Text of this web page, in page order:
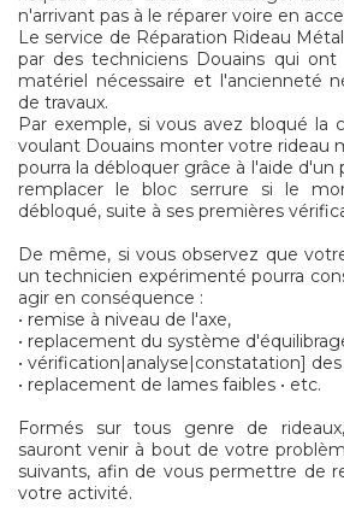
n'arrivant pas à le réparer voire en
Le service de Réparation Rideau
par des techniciens Douains qui
matériel nécessaire et l'ancienneté
de travaux.
Par exemple, si vous avez bloqué la
voulant Douains monter votre rideau
pourra la débloquer grâce à l'aide d'un
remplacer le bloc serrure si le
débloqué, suite à ses premières
De même, si vous observez que
un technicien expérimenté pourra
agir en conséquence :
• remise à niveau de l'axe,
• replacement du système
• vérification|analyse|constatation]
• replacement de lames faibles • etc.
Formés sur tous genre de
sauront venir à bout de votre
suivants, afin de vous permettre de
votre activité.